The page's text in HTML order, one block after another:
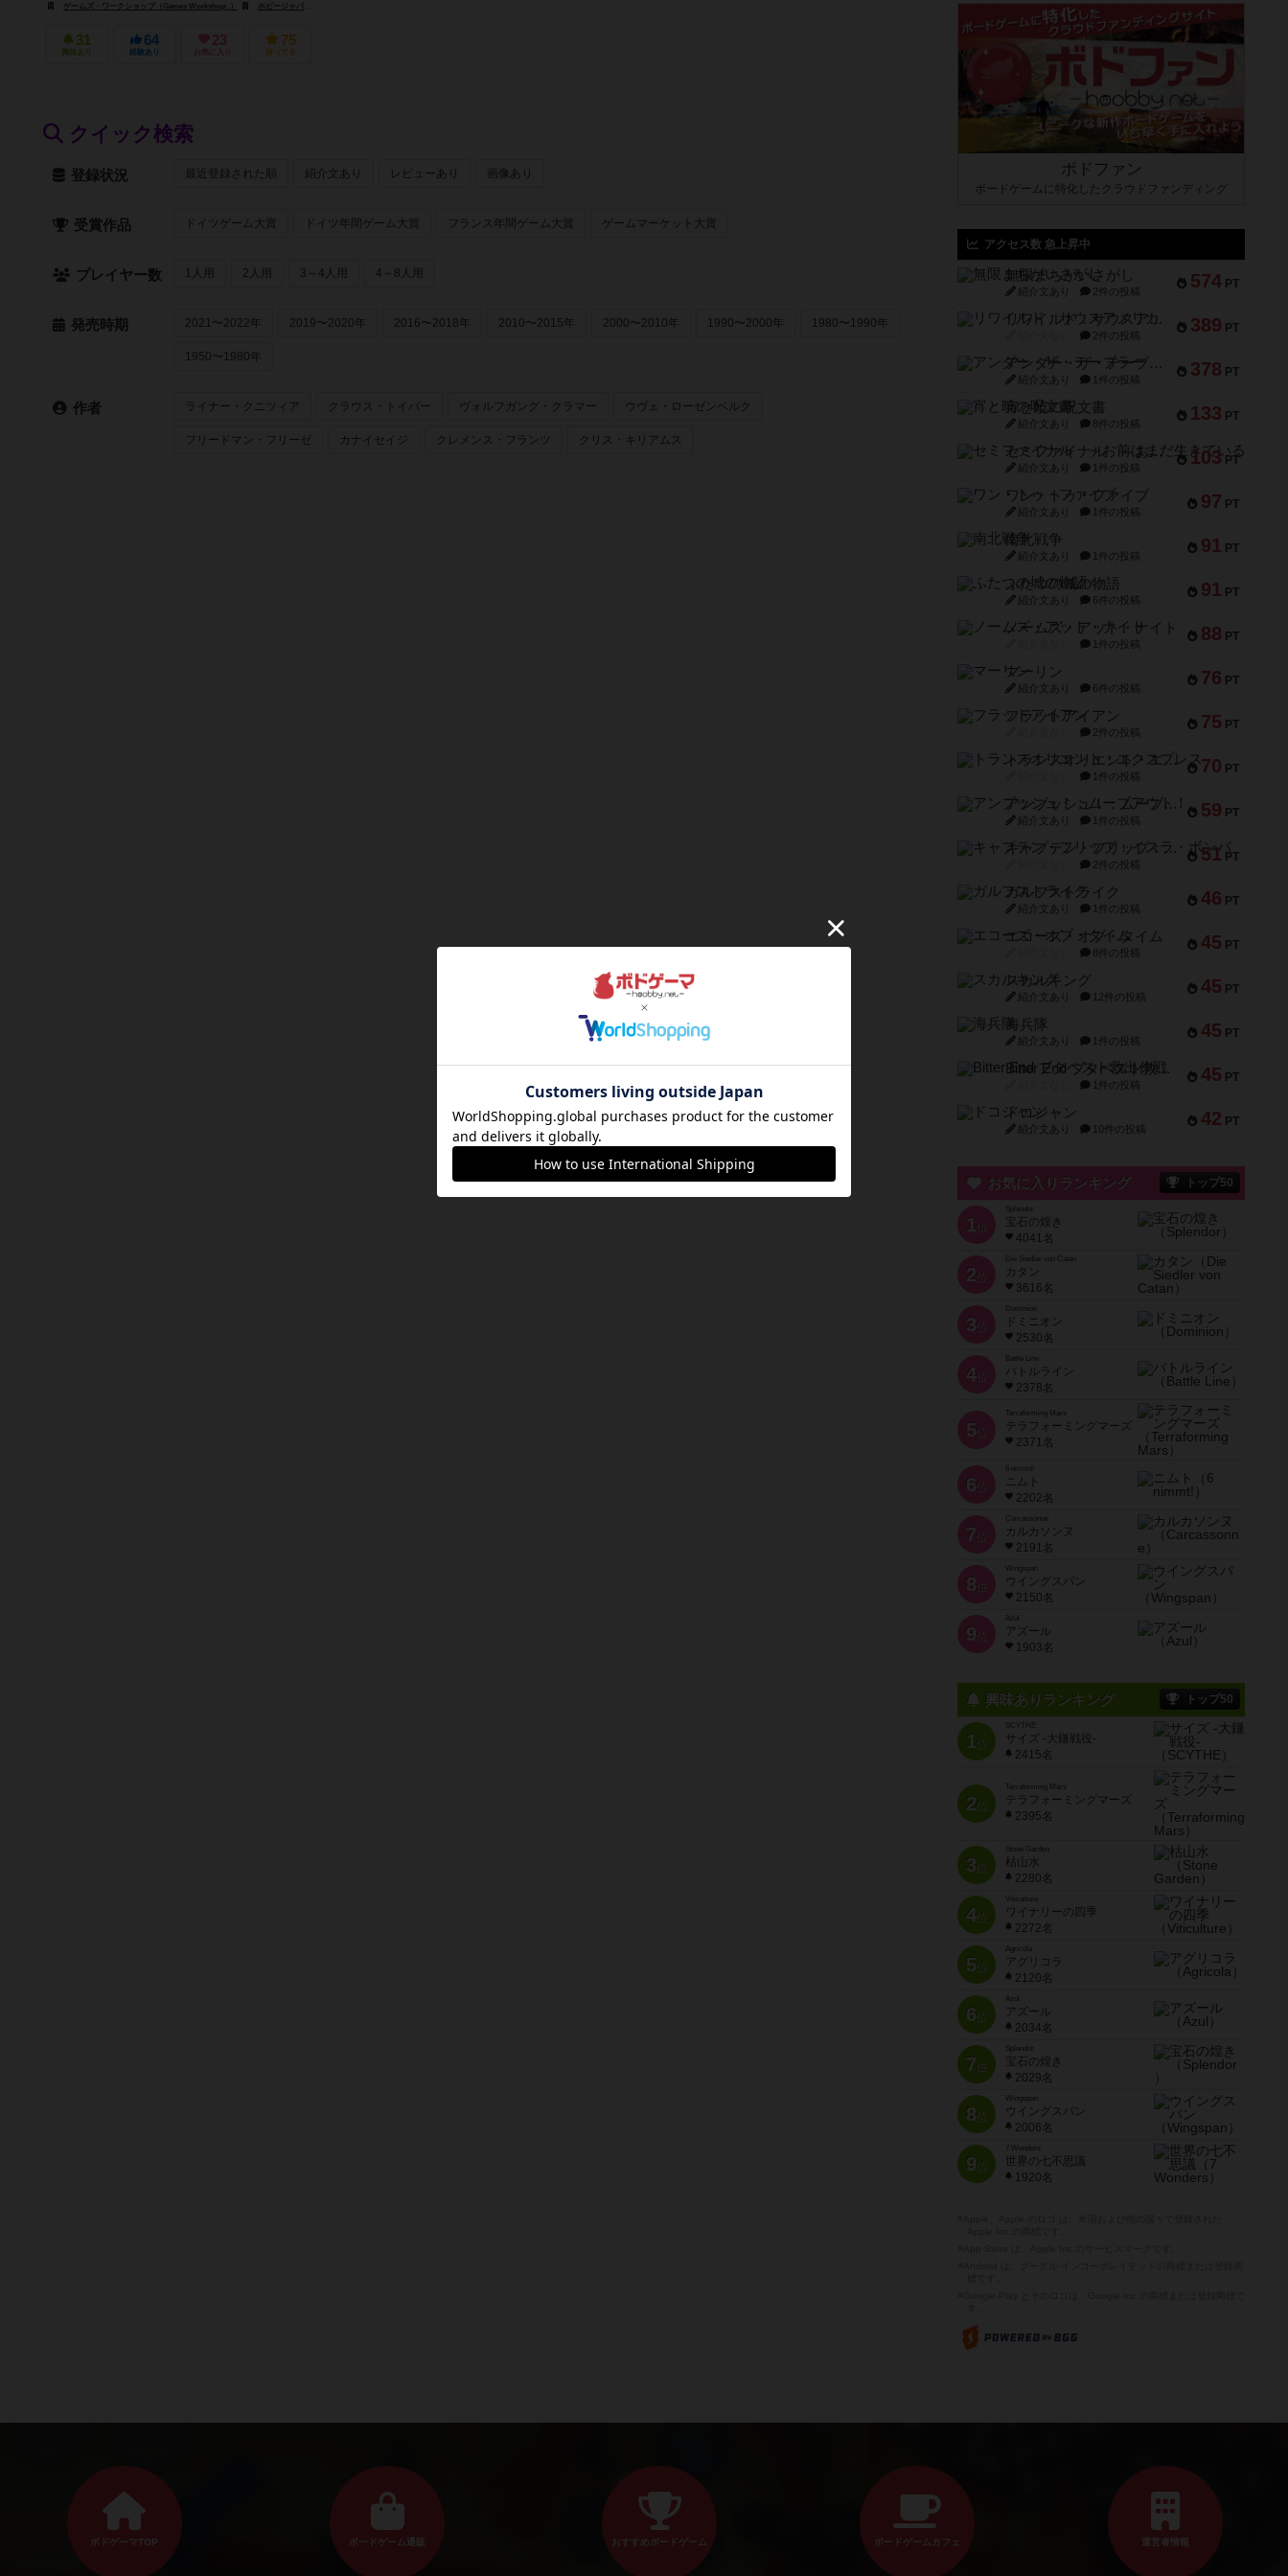
ゲームズ・ワークショップ（Games Workshop .）
ホビージャパン（Hobby Japan）
31
興味あり
64
経験あり
23
お気に入り
75
持ってる
クイック検索
登録状況 最近登録された順 紹介文あり レビューあり 画像あり
受賞作品 ドイツゲーム大賞 ドイツ年間ゲーム大賞 フランス年間ゲーム大賞 ゲームマーケット大賞
プレイヤー数 1人用 2人用 3～4人用 4～8人用
発売時期 2021〜2022年 2019〜2020年 2016〜2018年 2010〜2015年 2000〜2010年 1990〜2000年 1980〜1990年
1950〜1980年
作者 ライナー・クニツィア クラウス・トイバー ヴォルフガング・クラマー ウヴェ・ローゼンベルク
フリードマン・フリーゼ カナイセイジ クレメンス・フランツ クリス・キリアムス
ボドファン
ボードゲームに特化したクラウドファンディング
アクセス数 急上昇中
574 PT
無限まちがいさがし
紹介文あり 2件の投稿
389 PT
リワイルド：サウスアメリカ
2件の投稿
378 PT
アンダー・ザ・テーブラー
紹介文あり 1件の投稿
133 PT
宵と暁の呪文書
紹介文あり 8件の投稿
103 PT
セミファイナル ～お前はまだ生きている～
紹介文あり 1件の投稿
97 PT
ワン・トゥ・ファイブ
紹介文あり 1件の投稿
91 PT
南北戦争
紹介文あり 1件の投稿
91 PT
ふたつの城の物語
紹介文あり 6件の投稿
88 PT
ノームズ・アット・ナイト
1件の投稿
76 PT
マーリン
紹介文あり 6件の投稿
75 PT
フラットアイアン
2件の投稿
70 PT
トランスオリエント・エクスプレス
1件の投稿
59 PT
アンブッシュ！：ムーブアウト！
紹介文あり 1件の投稿
51 PT
キャプテン・フリップ：イスラ・ボンバ
2件の投稿
46 PT
ガルフストライク
紹介文あり 1件の投稿
45 PT
エコーズ・オブ・タイム
8件の投稿
45 PT
スカルキング
紹介文あり 12件の投稿
45 PT
海兵隊
紹介文あり 1件の投稿
45 PT
Bitter End ブタペスト救出作戦
1件の投稿
42 PT
ドコジャン
紹介文あり 10件の投稿
お気に入りランキング トップ50
1 位
宝石の煌き
4041名
2 位
Die Siedler von Catan
カタン
3616名
3 位
ドミニオン
2530名
4位
Battle Line
バトルライン
2378名
5 位
Terraforming Mars
テラフォーミングマーズ
2371名
6 位
ニムト
2202名
7 位
Carcassonne
カルカソンヌ
2191名
8 位
Wingspan
ウイングスパン
2150名
9 位
Azul
アズール
1903名
興味ありランキング トップ50
1位
SCYTHE
サイズ -大鎌戦役-
2415名
2位
Terraforming Mars
テラフォーミングマーズ
2395名
3位
Stone Garden
枯山水
2280名
4位
Viticulture
ワイナリーの四季
2272名
5位
Agricola
アグリコラ
2120名
6位
Azul
アズール
2034名
7位
宝石の煌き
2029名
8位
Wingspan
ウイングスパン
2006名
9位
7 Wonders
世界の七不思議
1920名
ボドゲーマTOP ボードゲーム通販 おすすめボードゲーム ボードゲームカフェ 運営者情報